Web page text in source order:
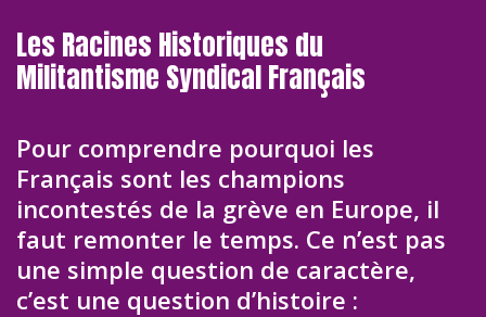
Les Racines Historiques du
Militantisme Syndical Français
Pour comprendre pourquoi les
Français sont les champions
incontestés de la grève en Europe, il
faut remonter le temps. Ce n’est pas
une simple question de caractère,
c’est une question d’histoire :